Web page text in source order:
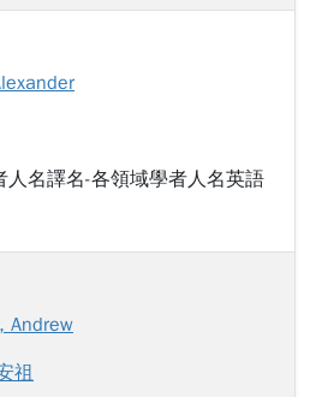
人名譯名-各領域學者人名英語
Andrew
祖